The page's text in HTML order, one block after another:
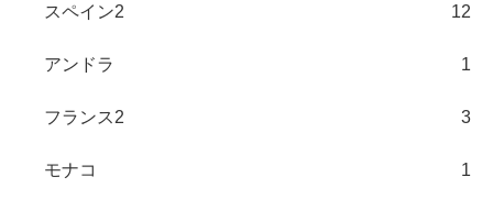
スペイン2 12
アンドラ 1
フランス2 3
モナコ 1